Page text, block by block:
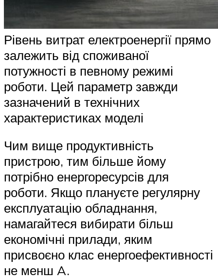
Рівень витрат електроенергії прямо
залежить від споживаної
потужності в певному режимі
роботи. Цей параметр завжди
зазначений в технічних
характеристиках моделі
Чим вище продуктивність
пристрою, тим більше йому
потрібно енергоресурсів для
роботи. Якщо плануєте регулярну
експлуатацію обладнання,
намагайтеся вибирати більш
економічні прилади, яким
присвоєно клас енергоефективності
не менш A.